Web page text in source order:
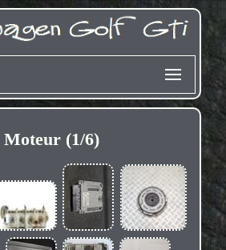
Moteur (1/6)